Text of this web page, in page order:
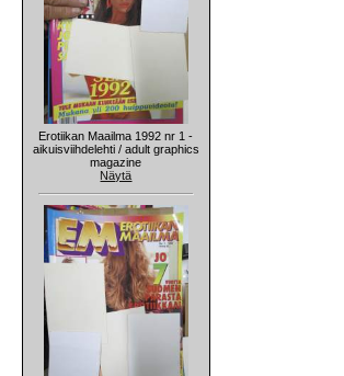
Erotiikan Maailma 1992 nr 1 -
aikuisviihdelehti / adult graphics
magazine
Näytä